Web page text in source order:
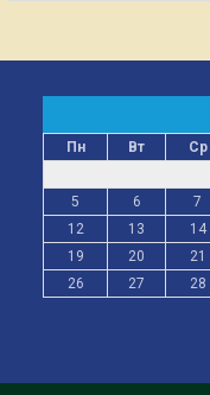
Пн Вт Ср
5
6 7
12
13 14
19
20 21
26
27 28